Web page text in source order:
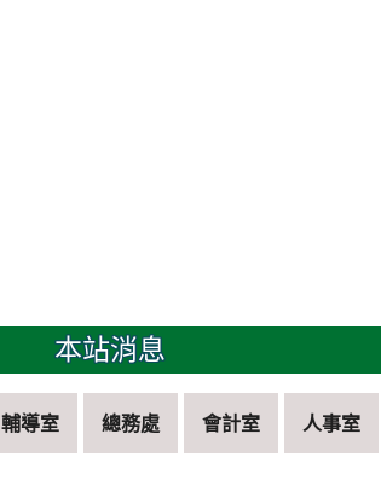
本站消息
輔導室 總務處 會計室 人事室